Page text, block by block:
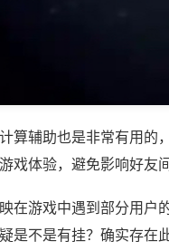
算辅助也是非常有用的
戏体验，避免影响好友
在游戏中遇到部分用户
是不是有挂？确实存在